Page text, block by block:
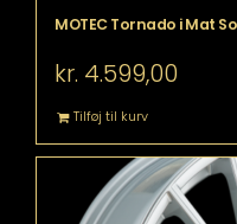
MOTEC Tornado i Mat
kr. 4.599,00
Tilføj til kurv